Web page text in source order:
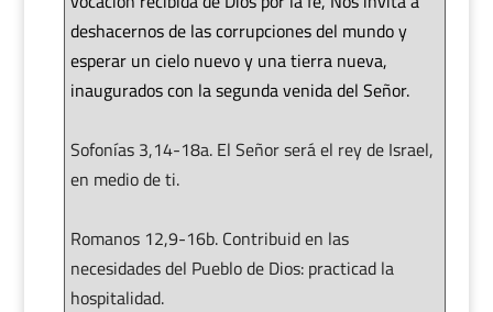
deshacernos de las corrupciones del mundo y
esperar un cielo nuevo y una tierra nueva,
inaugurados con la segunda venida del Señor.
Sofonías 3,14-18a. El Señor será el rey de Israel,
en medio de ti.
Romanos 12,9-16b. Contribuid en las
necesidades del Pueblo de Dios: practicad la
hospitalidad.